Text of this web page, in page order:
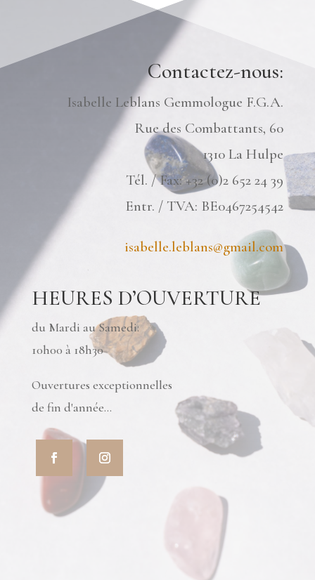
Contactez-nous:
Isabelle Leblans Gemmologue F.G.A.
Rue des Combattants, 60
1310 La Hulpe
Tél. / Fax: +32 (0)2 652 24 39
Entr. / TVA: BE0467254542
isabelle.leblans@gmail.com
HEURES D’OUVERTURE
du Mardi au Samedi:
10h00 à 18h30
Ouvertures exceptionnelles
de fin d'année...